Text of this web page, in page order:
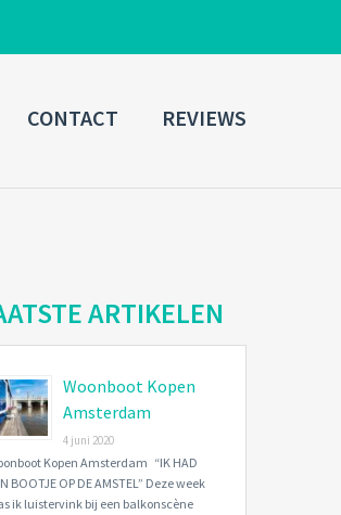
Username
with:
SIGN IN
Remember me
CONTACT REVIEWS
ARTIKELEN
Woonboot Kopen
Amsterdam
4 juni 2020
Kopen Amsterdam “IK HAD
BOOTJE OP DE AMSTEL” Deze week
ik luistervink bij een balkonscène